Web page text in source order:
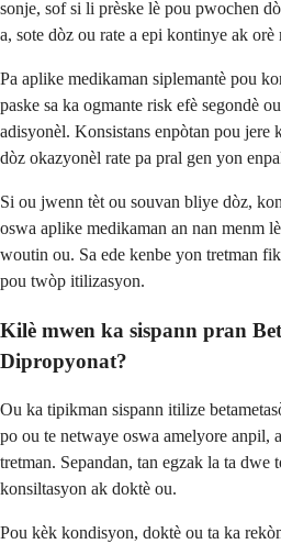
sonje, sof si li prèske lè pou pwochen
a, sote dòz ou rate a epi kontinye ak orè
Pa aplike medikaman siplemantè pou
paske sa ka ogmante risk efè segondè
adisyonèl. Konsistans enpòtan pou jere
dòz okazyonèl rate pa pral gen yon
Si ou jwenn tèt ou souvan bliye dòz,
oswa aplike medikaman an nan menm
woutin ou. Sa ede kenbe yon tretman
pou twòp itilizasyon.
Kilè mwen ka sispann pran
Dipropyonat?
Ou ka tipikman sispann itilize
po ou te netwaye oswa amelyore anpil,
tretman. Sepandan, tan egzak la ta dwe
konsiltasyon ak doktè ou.
Pou kèk kondisyon, doktè ou ta ka